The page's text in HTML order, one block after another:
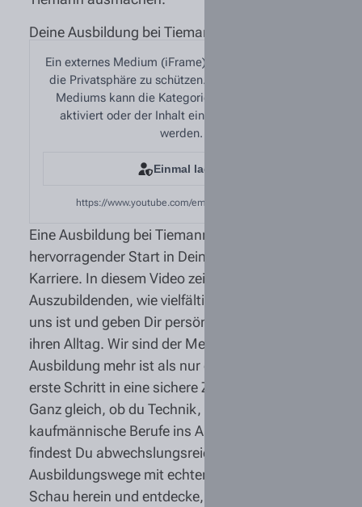
Deine Ausbildung bei Tiemann
Ein externes Medium (iFrame) wurde blockiert, um
die Privatsphäre zu schützen. Zum Abspielen des
Mediums kann die Kategorie „Externe Medien“
aktiviert oder der Inhalt einmalig freigegeben
werden.
Einmal laden
https://www.youtube.com/embed/VWlxkd4Bf0s
Eine Ausbildung bei Tiemann ist ein
hervorragender Start in Deine berufliche
Karriere. In diesem Video zeigen unsere
Auszubildenden, wie vielfältig die Ausbildung bei
uns ist und geben Dir persönliche Einblicke in
ihren Alltag. Wir sind der Meinung, dass eine
Ausbildung mehr ist als nur ein Job - sie ist der
erste Schritt in eine sichere Zukunft.
Ganz gleich, ob du Technik, Logistik oder
kaufmännische Berufe ins Auge fasst: Bei uns
findest Du abwechslungsreiche
Ausbildungswege mit echten Perspektiven.
Schau herein und entdecke, wie Deine Karriere